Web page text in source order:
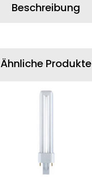
Beschreibung
Ähnliche Produkte